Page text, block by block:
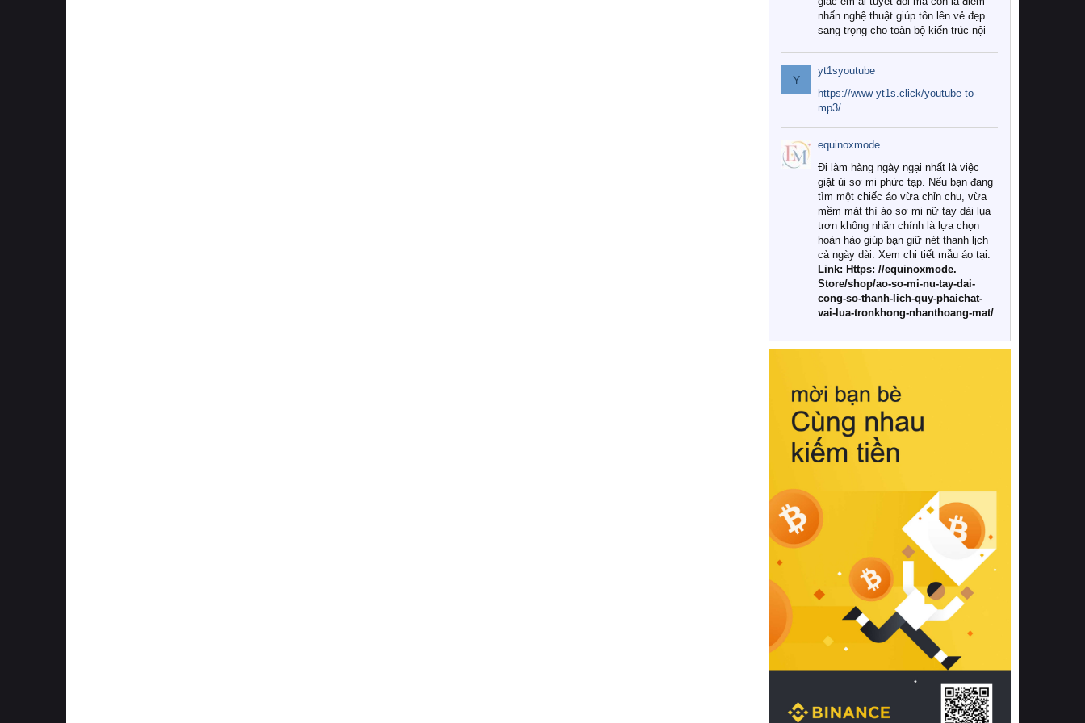
nhấn nghệ thuật giúp tôn lên vẻ đẹp
sang trọng cho toàn bộ kiến trúc nội
Tuy nhiên, giữa thị trường đa dạng
với vô vàn thương hiệu và mẫu mã
như hiện nay, làm thế nào để chọn
được những bộ chăn ga gối đệm cao
cấp thực sự chất lượng, phù hợp với
khí hậu và nhu cầu sử dụng của gia
đình? Hãy cùng chúng tôi đi tìm lời
giải đáp chi tiết qua bài viết dưới đây.
1. Tại sao các gia đình hiện đại lại ưa
chuộng chăn ga gối đệm cao cấp?
Khác với các dòng sản phẩm thông
thường, những bộ chăn ga gối đệm
cao cấp trải qua quy trình sản xuất
nghiêm ngặt từ khâu chọn lọc nguyên
liệu tự nhiên đến công nghệ dệt
nhuộm hiện đại không chứa hóa chất
này, bạn sẽ cảm nhận rõ rệt sự khác
hồi chuẩn xác của phần đệm nâng đỡ
cột sống.
Bên cạnh đó, việc lựa chọn các dòng
sản phẩm đạt chuẩn chất lượng quốc
tế còn giúp ngăn ngừa tình trạng kích
khuẩn và nấm mốc trong điều kiện
thời tiết nóng ẩm. Bạn có thể tìm hiểu
thêm các nghiên cứu khoa học về tác
động của giấc ngủ và môi trường
phòng ngủ đối với sức khỏe con
người tại Sleep Foundation (External
Link) để có cái nhìn toàn diện hơn.
2. Các tiêu chí vàng khi lựa chọn
chăn ga gối đệm cao cấp cho phòng
ngủ
Để sở hữu một bộ chăn ga gối đệm
cao cấp hoàn hảo cả về thẩm mỹ lẫn
công năng, người tiêu dùng cần cân
nhắc kỹ lưỡng các tiêu chí quan trọng
Y
yt1syoutube
https://www-yt1s.click/youtube-to-
mp3/
equinoxmode
Đi làm hàng ngày ngại nhất là việc
giặt ủi sơ mi phức tạp. Nếu bạn đang
tìm một chiếc áo vừa chỉn chu, vừa
mềm mát thì áo sơ mi nữ tay dài lụa
trơn không nhăn chính là lựa chọn
hoàn hảo giúp bạn giữ nét thanh lịch
cả ngày dài. Xem chi tiết mẫu áo tại:
Link: Https: //equinoxmode.
Store/shop/ao-so-mi-nu-tay-dai-
cong-so-thanh-lich-quy-phaichat-
vai-lua-tronkhong-nhanthoang-mat/